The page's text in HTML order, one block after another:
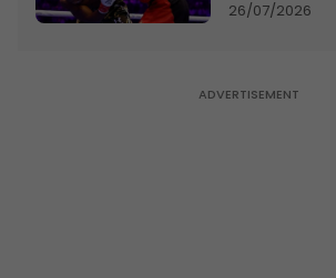
dytë
26/07/2026